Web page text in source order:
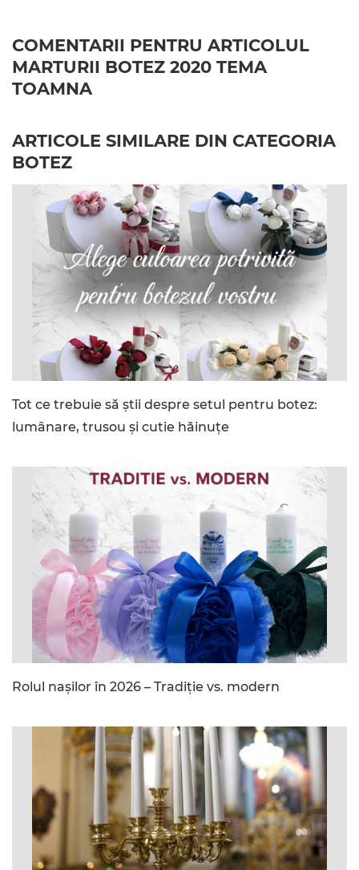
COMENTARII PENTRU ARTICOLUL
MARTURII BOTEZ 2020 TEMA
TOAMNA
ARTICOLE SIMILARE DIN CATEGORIA
BOTEZ
Tot ce trebuie să știi despre setul pentru botez:
lumânare, trusou și cutie hăinuțe
Rolul nașilor în 2026 – Tradiție vs. modern